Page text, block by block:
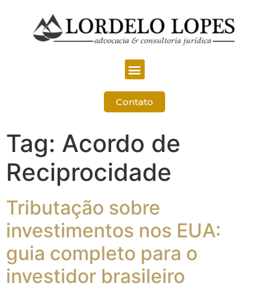
Contato
Tag: Acordo de
Reciprocidade
Tributação sobre
investimentos nos EUA:
guia completo para o
investidor brasileiro